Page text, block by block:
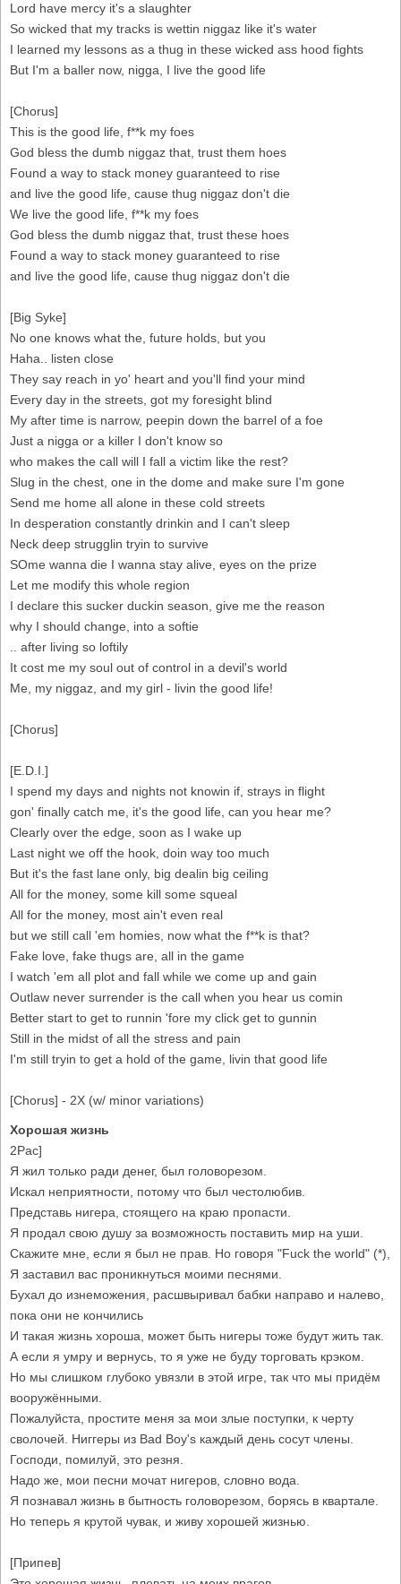
Lord have mercy it's a slaughter
So wicked that my tracks is wettin niggaz like it's water
I learned my lessons as a thug in these wicked ass hood fights
But I'm a baller now, nigga, I live the good life
[Chorus]
This is the good life, f**k my foes
God bless the dumb niggaz that, trust them hoes
Found a way to stack money guaranteed to rise
and live the good life, cause thug niggaz don't die
We live the good life, f**k my foes
God bless the dumb niggaz that, trust these hoes
Found a way to stack money guaranteed to rise
and live the good life, cause thug niggaz don't die
[Big Syke]
No one knows what the, future holds, but you
Haha.. listen close
They say reach in yo' heart and you'll find your mind
Every day in the streets, got my foresight blind
My after time is narrow, peepin down the barrel of a foe
Just a nigga or a killer I don't know so
who makes the call will I fall a victim like the rest?
Slug in the chest, one in the dome and make sure I'm gone
Send me home all alone in these cold streets
In desperation constantly drinkin and I can't sleep
Neck deep strugglin tryin to survive
SOme wanna die I wanna stay alive, eyes on the prize
Let me modify this whole region
I declare this sucker duckin season, give me the reason
why I should change, into a softie
.. after living so loftily
It cost me my soul out of control in a devil's world
Me, my niggaz, and my girl - livin the good life!
[Chorus]
[E.D.I.]
I spend my days and nights not knowin if, strays in flight
gon' finally catch me, it's the good life, can you hear me?
Clearly over the edge, soon as I wake up
Last night we off the hook, doin way too much
But it's the fast lane only, big dealin big ceiling
All for the money, some kill some squeal
All for the money, most ain't even real
but we still call 'em homies, now what the f**k is that?
Fake love, fake thugs are, all in the game
I watch 'em all plot and fall while we come up and gain
Outlaw never surrender is the call when you hear us comin
Better start to get to runnin 'fore my click get to gunnin
Still in the midst of all the stress and pain
I'm still tryin to get a hold of the game, livin that good life
[Chorus] - 2X (w/ minor variations)
Хорошая жизнь
2Pac]
Я жил только ради денег, был головорезом.
Искал неприятности, потому что был честолюбив.
Представь нигера, стоящего на краю пропасти.
Я продал свою душу за возможность поставить мир на уши.
Скажите мне, если я был не прав. Но говоря "Fuck the world" (*),
Я заставил вас проникнуться моими песнями.
Бухал до изнеможения, расшвыривал бабки направо и налево,
пока они не кончились
И такая жизнь хороша, может быть нигеры тоже будут жить так.
А если я умру и вернусь, то я уже не буду торговать крэком.
Но мы слишком глубоко увязли в этой игре, так что мы придём
вооружёнными.
Пожалуйста, простите меня за мои злые поступки, к черту
сволочей. Ниггеры из Bad Boy's каждый день сосут члены.
Господи, помилуй, это резня.
Надо же, мои песни мочат нигеров, словно вода.
Я познавал жизнь в бытность головорезом, борясь в квартале.
Но теперь я крутой чувак, и живу хорошей жизнью.
[Припев]